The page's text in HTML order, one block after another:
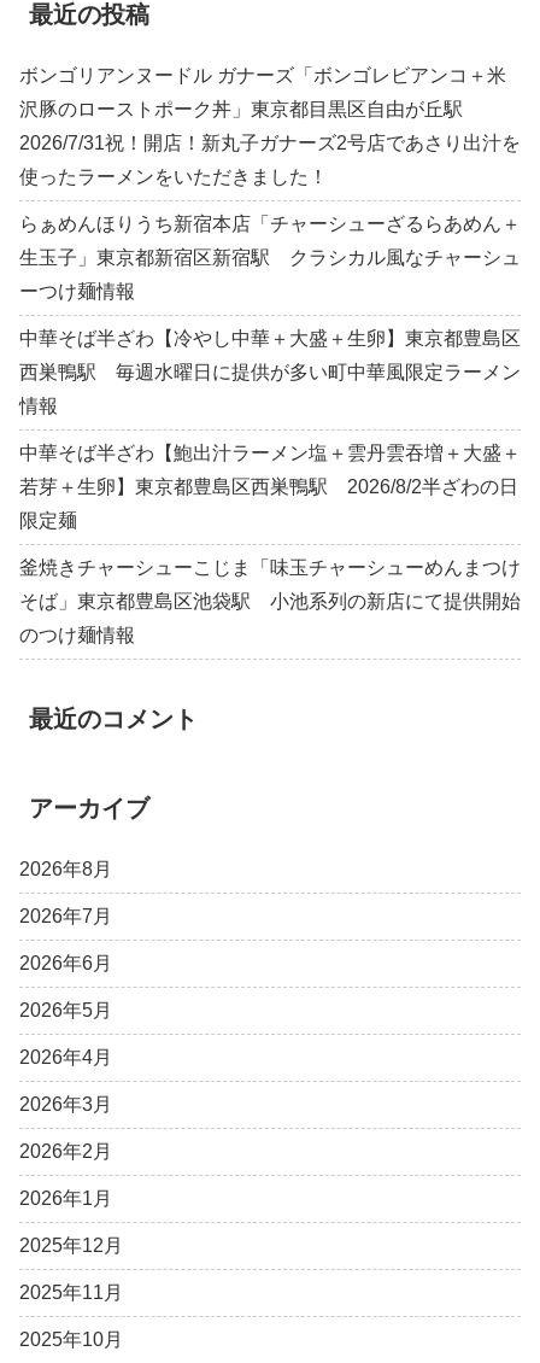
最近の投稿
ボンゴリアンヌードル ガナーズ「ボンゴレビアンコ＋米
沢豚のローストポーク丼」東京都目黒区自由が丘駅
2026/7/31祝！開店！新丸子ガナーズ2号店であさり出汁を
使ったラーメンをいただきました！
らぁめんほりうち新宿本店「チャーシューざるらあめん＋
生玉子」東京都新宿区新宿駅 クラシカル風なチャーシュ
ーつけ麺情報
中華そば半ざわ【冷やし中華＋大盛＋生卵】東京都豊島区
西巣鴨駅 毎週水曜日に提供が多い町中華風限定ラーメン
情報
中華そば半ざわ【鮑出汁ラーメン塩＋雲丹雲吞増＋大盛＋
若芽＋生卵】東京都豊島区西巣鴨駅 2026/8/2半ざわの日
限定麺
釜焼きチャーシューこじま「味玉チャーシューめんまつけ
そば」東京都豊島区池袋駅 小池系列の新店にて提供開始
のつけ麺情報
最近のコメント
アーカイブ
2026年8月
2026年7月
2026年6月
2026年5月
2026年4月
2026年3月
2026年2月
2026年1月
2025年12月
2025年11月
2025年10月